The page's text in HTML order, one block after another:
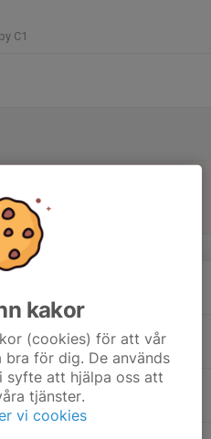
C1
C1
kakor
(cookies) för att vår
för dig. De används
syfte att hjälpa oss att
tjänster.
vi cookies